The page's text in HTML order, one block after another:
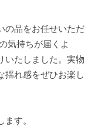
の品をお任せいただ
気持ちが届くよ
いたしました。実物
揺れ感をぜひお楽し
す。